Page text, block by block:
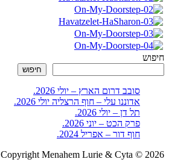
חיפוש
חיפוש
סובב דרום הארץ – יולי 2026.
אדוננו עלי – חוף הרצליה יולי 2026.
תל דן – יולי 2026.
פרק הכט – יוני 2026.
חוף דור – אפריל 2024.
Copyright Menahem Lurie & Cyta © 2026